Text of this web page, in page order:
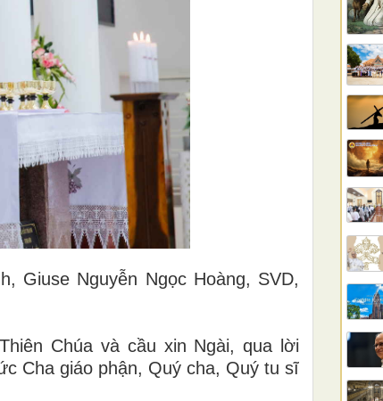
Giuse Nguyễn Ngọc Hoàng, SVD,
Chúa và cầu xin Ngài, qua lời
Cha giáo phận, Quý cha, Quý tu sĩ